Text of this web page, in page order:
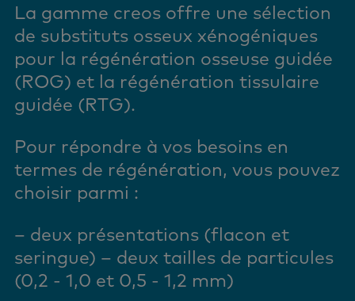
La gamme creos offre une sélection
de substituts osseux xénogéniques
pour la régénération osseuse guidée
(ROG) et la régénération tissulaire
guidée (RTG).
Pour répondre à vos besoins en
termes de régénération, vous pouvez
choisir parmi :
– deux présentations (flacon et
seringue) – deux tailles de particules
(0,2 - 1,0 et 0,5 - 1,2 mm)